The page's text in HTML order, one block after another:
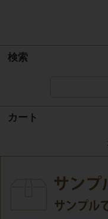
検索
カート